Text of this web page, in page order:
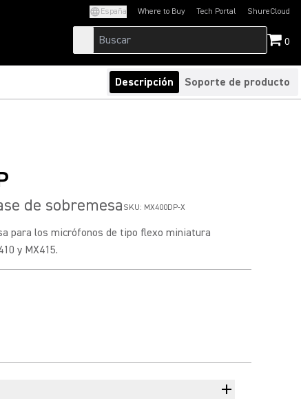
España Where to Buy Tech Portal
(Opens in a new tab)ShureCloud
(Opens in a new
0
Descripción Soporte de producto
de sobremesa SKU: MX400DP-X
para los micrófonos de tipo flexo miniatura
y MX415.